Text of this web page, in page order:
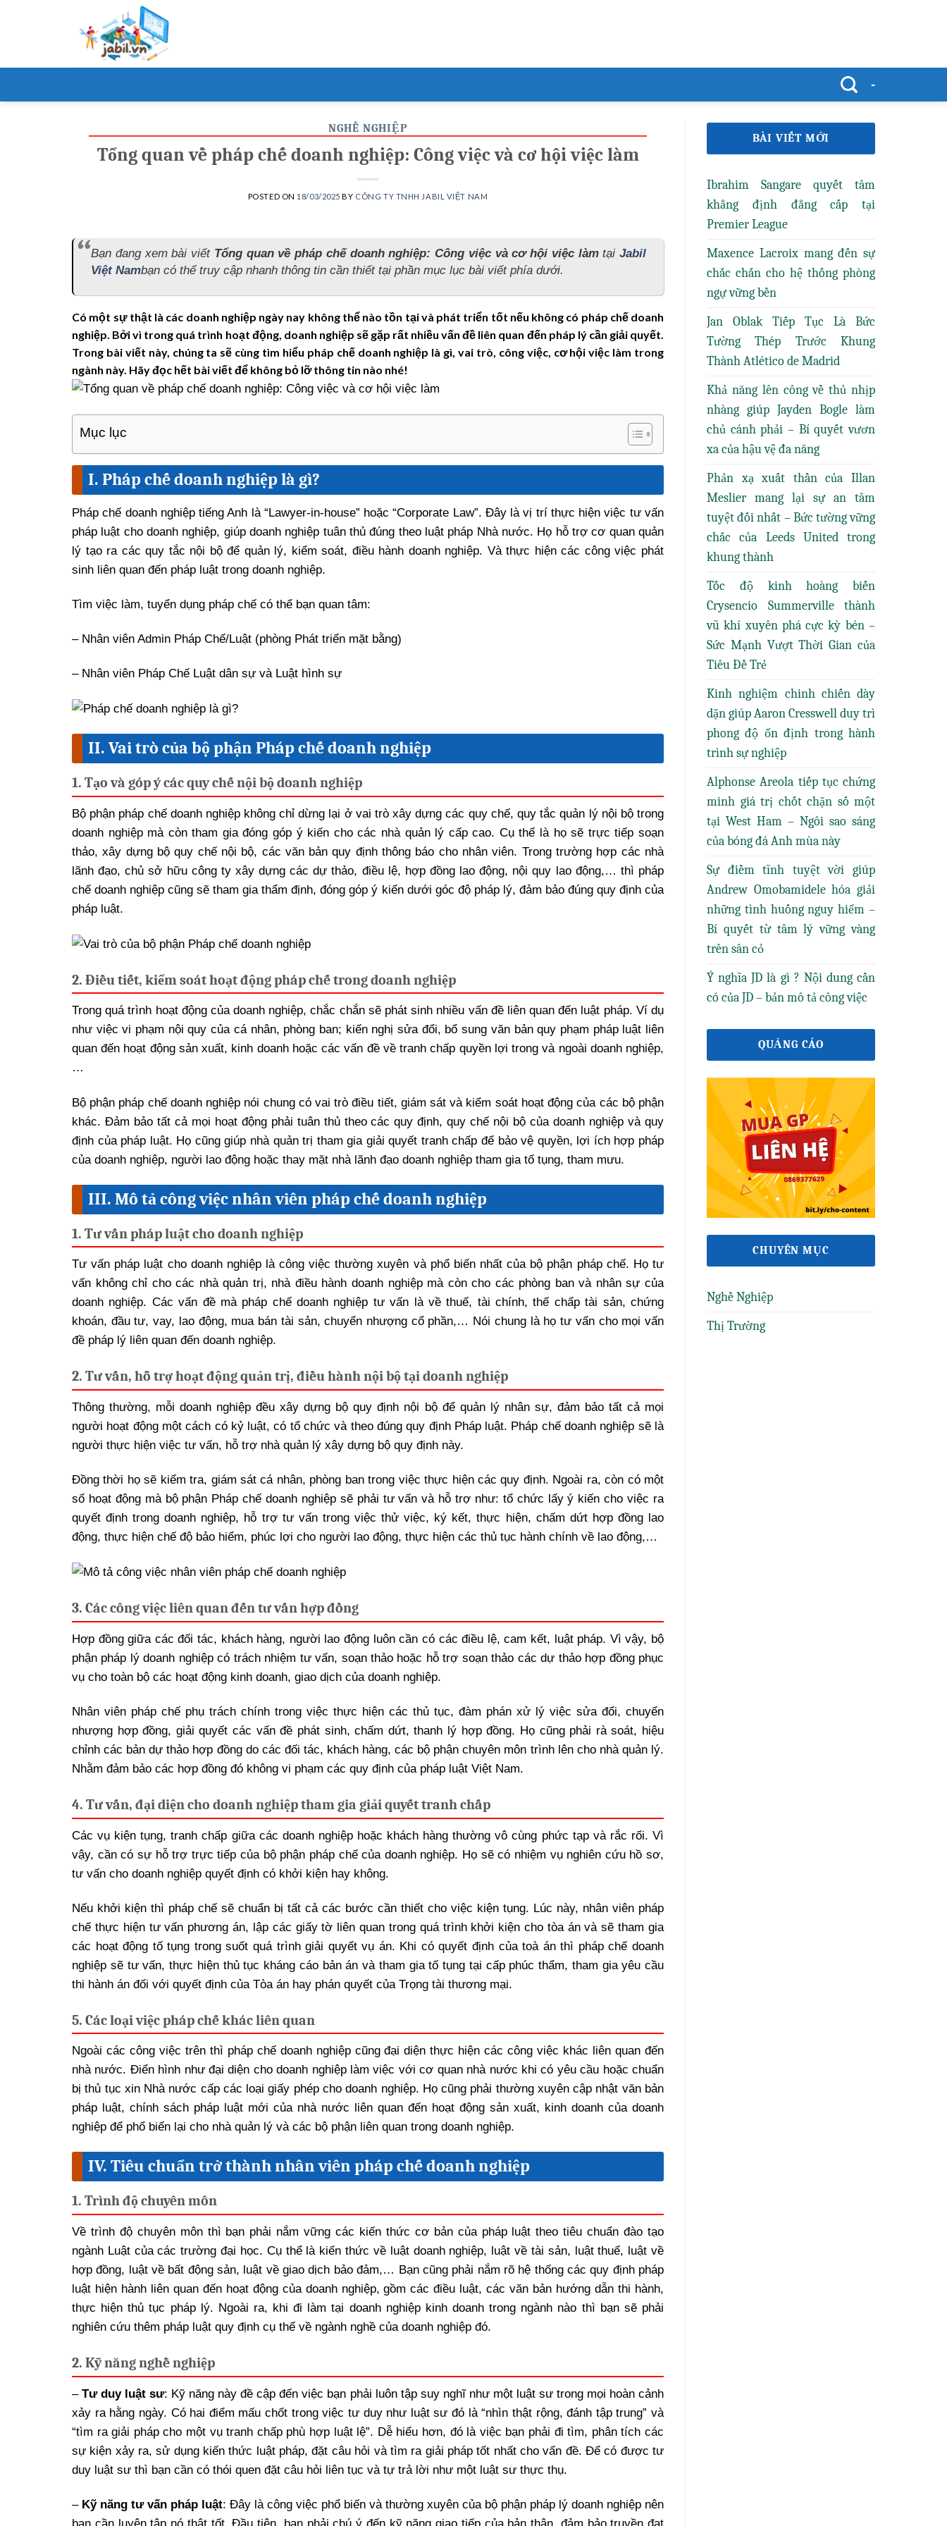
-
NGHỀ NGHIỆP
Tổng quan về pháp chế doanh nghiệp: Công việc và cơ hội việc làm
POSTED ON 18/03/2025 BY CÔNG TY TNHH JABIL VIỆT NAM
Bạn đang xem bài viết Tổng quan về pháp chế doanh nghiệp: Công việc và cơ hội việc làmtại Jabil
Việt Nambạn có thể truy cập nhanh thông tin cần thiết tại phần mục lục bài viết phía dưới.
Có một sự thật là các doanh nghiệp ngày nay không thể nào tồn tại và phát triển tốt nếu không có pháp chế doanh
nghiệp. Bởi vì trong quá trình hoạt động, doanh nghiệp sẽ gặp rất nhiều vấn đề liên quan đến pháp lý cần giải quyết.
Trong bài viết này, chúng ta sẽ cùng tìm hiểu pháp chế doanh nghiệp là gì, vai trò, công việc, cơ hội việc làm trong
ngành này. Hãy đọc hết bài viết để không bỏ lỡ thông tin nào nhé!
Mục lục
I. Pháp chế doanh nghiệp là gì?
Pháp chế doanh nghiệp tiếng Anh là “Lawyer-in-house” hoặc “Corporate Law”. Đây là vị trí thực hiện việc tư vấn
pháp luật cho doanh nghiệp, giúp doanh nghiệp tuân thủ đúng theo luật pháp Nhà nước. Họ hỗ trợ cơ quan quản
lý tạo ra các quy tắc nội bộ để quản lý, kiểm soát, điều hành doanh nghiệp. Và thực hiện các công việc phát
sinh liên quan đến pháp luật trong doanh nghiệp.
Tìm việc làm, tuyển dụng pháp chế có thể bạn quan tâm:
– Nhân viên Admin Pháp Chế/Luật (phòng Phát triển mặt bằng)
– Nhân viên Pháp Chế Luật dân sự và Luật hình sự
II. Vai trò của bộ phận Pháp chế doanh nghiệp
1. Tạo và góp ý các quy chế nội bộ doanh nghiệp
Bộ phận pháp chế doanh nghiệp không chỉ dừng lại ở vai trò xây dựng các quy chế, quy tắc quản lý nội bộ trong
doanh nghiệp mà còn tham gia đóng góp ý kiến cho các nhà quản lý cấp cao. Cụ thể là họ sẽ trực tiếp soạn
thảo, xây dựng bộ quy chế nội bộ, các văn bản quy định thông báo cho nhân viên. Trong trường hợp các nhà
lãnh đạo, chủ sở hữu công ty xây dựng các dự thảo, điều lệ, hợp đồng lao động, nội quy lao động,… thì pháp
chế doanh nghiệp cũng sẽ tham gia thẩm định, đóng góp ý kiến dưới góc độ pháp lý, đảm bảo đúng quy định của
pháp luật.
2. Điều tiết, kiểm soát hoạt động pháp chế trong doanh nghiệp
Trong quá trình hoạt động của doanh nghiệp, chắc chắn sẽ phát sinh nhiều vấn đề liên quan đến luật pháp. Ví dụ
như việc vi phạm nội quy của cá nhân, phòng ban; kiến nghị sửa đổi, bổ sung văn bản quy phạm pháp luật liên
quan đến hoạt động sản xuất, kinh doanh hoặc các vấn đề về tranh chấp quyền lợi trong và ngoài doanh nghiệp,
…
Bộ phận pháp chế doanh nghiệp nói chung có vai trò điều tiết, giám sát và kiểm soát hoạt động của các bộ phận
khác. Đảm bảo tất cả mọi hoạt động phải tuân thủ theo các quy định, quy chế nội bộ của doanh nghiệp và quy
định của pháp luật. Họ cũng giúp nhà quản trị tham gia giải quyết tranh chấp để bảo vệ quyền, lợi ích hợp pháp
của doanh nghiệp, người lao động hoặc thay mặt nhà lãnh đạo doanh nghiệp tham gia tố tụng, tham mưu.
III. Mô tả công việc nhân viên pháp chế doanh nghiệp
1. Tư vấn pháp luật cho doanh nghiệp
Tư vấn pháp luật cho doanh nghiệp là công việc thường xuyên và phổ biến nhất của bộ phận pháp chế. Họ tư
vấn không chỉ cho các nhà quản trị, nhà điều hành doanh nghiệp mà còn cho các phòng ban và nhân sự của
doanh nghiệp. Các vấn đề mà pháp chế doanh nghiệp tư vấn là về thuế, tài chính, thế chấp tài sản, chứng
khoán, đầu tư, vay, lao động, mua bán tài sản, chuyển nhượng cổ phần,… Nói chung là họ tư vấn cho mọi vấn
đề pháp lý liên quan đến doanh nghiệp.
2. Tư vấn, hỗ trợ hoạt động quản trị, điều hành nội bộ tại doanh nghiệp
Thông thường, mỗi doanh nghiệp đều xây dựng bộ quy định nội bộ để quản lý nhân sự, đảm bảo tất cả mọi
người hoạt động một cách có kỷ luật, có tổ chức và theo đúng quy định Pháp luật. Pháp chế doanh nghiệp sẽ là
người thực hiện việc tư vấn, hỗ trợ nhà quản lý xây dựng bộ quy định này.
Đồng thời họ sẽ kiểm tra, giám sát cá nhân, phòng ban trong việc thực hiện các quy định. Ngoài ra, còn có một
số hoạt động mà bộ phận Pháp chế doanh nghiệp sẽ phải tư vấn và hỗ trợ như: tổ chức lấy ý kiến cho việc ra
quyết định trong doanh nghiệp, hỗ trợ tư vấn trong việc thử việc, ký kết, thực hiện, chấm dứt hợp đồng lao
động, thực hiện chế độ bảo hiểm, phúc lợi cho người lao động, thực hiện các thủ tục hành chính về lao động,…
3. Các công việc liên quan đến tư vấn hợp đồng
Hợp đồng giữa các đối tác, khách hàng, người lao động luôn cần có các điều lệ, cam kết, luật pháp. Vì vậy, bộ
phận pháp lý doanh nghiệp có trách nhiệm tư vấn, soạn thảo hoặc hỗ trợ soạn thảo các dự thảo hợp đồng phục
vụ cho toàn bộ các hoạt động kinh doanh, giao dịch của doanh nghiệp.
Nhân viên pháp chế phụ trách chính trong việc thực hiện các thủ tục, đàm phán xử lý việc sửa đổi, chuyển
nhượng hợp đồng, giải quyết các vấn đề phát sinh, chấm dứt, thanh lý hợp đồng. Họ cũng phải rà soát, hiệu
chỉnh các bản dự thảo hợp đồng do các đối tác, khách hàng, các bộ phận chuyên môn trình lên cho nhà quản lý.
Nhằm đảm bảo các hợp đồng đó không vi phạm các quy định của pháp luật Việt Nam.
4. Tư vấn, đại diện cho doanh nghiệp tham gia giải quyết tranh chấp
Các vụ kiện tụng, tranh chấp giữa các doanh nghiệp hoặc khách hàng thường vô cùng phức tạp và rắc rối. Vì
vậy, cần có sự hỗ trợ trực tiếp của bộ phận pháp chế của doanh nghiệp. Họ sẽ có nhiệm vụ nghiên cứu hồ sơ,
tư vấn cho doanh nghiệp quyết định có khởi kiện hay không.
Nếu khởi kiện thì pháp chế sẽ chuẩn bị tất cả các bước cần thiết cho việc kiện tụng. Lúc này, nhân viên pháp
chế thực hiện tư vấn phương án, lập các giấy tờ liên quan trong quá trình khởi kiện cho tòa án và sẽ tham gia
các hoạt động tố tụng trong suốt quá trình giải quyết vụ án. Khi có quyết định của toà án thì pháp chế doanh
nghiệp sẽ tư vấn, thực hiện thủ tục kháng cáo bản án và tham gia tố tụng tại cấp phúc thẩm, tham gia yêu cầu
thi hành án đối với quyết định của Tòa án hay phán quyết của Trọng tài thương mại.
5. Các loại việc pháp chế khác liên quan
Ngoài các công việc trên thì pháp chế doanh nghiệp cũng đại diện thực hiện các công việc khác liên quan đến
nhà nước. Điển hình như đại diện cho doanh nghiệp làm việc với cơ quan nhà nước khi có yêu cầu hoặc chuẩn
bị thủ tục xin Nhà nước cấp các loại giấy phép cho doanh nghiệp. Họ cũng phải thường xuyên cập nhật văn bản
pháp luật, chính sách pháp luật mới của nhà nước liên quan đến hoạt động sản xuất, kinh doanh của doanh
nghiệp để phổ biến lại cho nhà quản lý và các bộ phận liên quan trong doanh nghiệp.
IV. Tiêu chuẩn trở thành nhân viên pháp chế doanh nghiệp
1. Trình độ chuyên môn
Về trình độ chuyên môn thì bạn phải nắm vững các kiến thức cơ bản của pháp luật theo tiêu chuẩn đào tạo
ngành Luật của các trường đại học. Cụ thể là kiến thức về luật doanh nghiệp, luật về tài sản, luật thuế, luật về
hợp đồng, luật về bất động sản, luật về giao dịch bảo đảm,… Bạn cũng phải nắm rõ hệ thống các quy định pháp
luật hiện hành liên quan đến hoạt động của doanh nghiệp, gồm các điều luật, các văn bản hướng dẫn thi hành,
thực hiện thủ tục pháp lý. Ngoài ra, khi đi làm tại doanh nghiệp kinh doanh trong ngành nào thì bạn sẽ phải
nghiên cứu thêm pháp luật quy định cụ thể về ngành nghề của doanh nghiệp đó.
2. Kỹ năng nghề nghiệp
–Tư duy luật sư: Kỹ năng này đề cập đến việc bạn phải luôn tập suy nghĩ như một luật sư trong mọi hoàn cảnh
xảy ra hằng ngày. Có hai điểm mấu chốt trong việc tư duy như luật sư đó là “nhìn thật rộng, đánh tập trung” và
“tìm ra giải pháp cho một vụ tranh chấp phù hợp luật lệ”. Dễ hiểu hơn, đó là việc bạn phải đi tìm, phân tích các
sự kiện xảy ra, sử dụng kiến thức luật pháp, đặt câu hỏi và tìm ra giải pháp tốt nhất cho vấn đề. Để có được tư
duy luật sư thì bạn cần có thói quen đặt câu hỏi liên tục và tự trả lời như một luật sư thực thụ.
– Kỹ năng tư vấn pháp luật: Đây là công việc phổ biến và thường xuyên của bộ phận pháp lý doanh nghiệp nên
BÀI VIẾT MỚI
Ibrahim Sangare quyết tâm
khẳng định đẳng cấp tại
Premier League
Maxence Lacroix mang đến sự
chắc chắn cho hệ thống phòng
ngự vững bền
Jan Oblak Tiếp Tục Là Bức
Tường Thép Trước Khung
Thành Atlético de Madrid
Khả năng lên công về thủ nhịp
nhàng giúp Jayden Bogle làm
chủ cánh phải – Bí quyết vươn
xa của hậu vệ đa năng
Phản xạ xuất thần của Illan
Meslier mang lại sự an tâm
tuyệt đối nhất – Bức tường vững
chắc của Leeds United trong
khung thành
Tốc độ kinh hoàng biến
Crysencio Summerville thành
vũ khí xuyên phá cực kỳ bén –
Sức Mạnh Vượt Thời Gian của
Tiêu Đề Trẻ
Kinh nghiệm chinh chiến dày
dặn giúp Aaron Cresswell duy trì
phong độ ổn định trong hành
trình sự nghiệp
Alphonse Areola tiếp tục chứng
minh giá trị chốt chặn số một
tại West Ham – Ngôi sao sáng
của bóng đá Anh mùa này
Sự điềm tĩnh tuyệt vời giúp
Andrew Omobamidele hóa giải
những tình huống nguy hiểm –
Bí quyết từ tâm lý vững vàng
trên sân cỏ
Ý nghĩa JD là gì ? Nội dung cần
có của JD – bản mô tả công việc
QUẢNG CÁO
CHUYÊN MỤC
Nghề Nghiệp
Thị Trường